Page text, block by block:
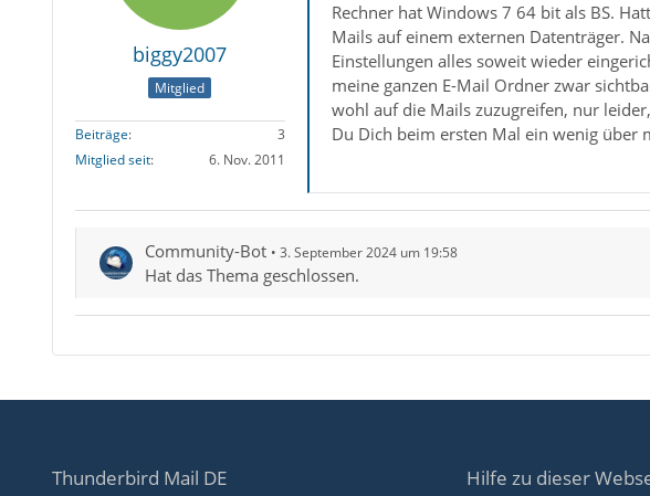
biggy2007
Mitglied
Beiträge
3
Mitglied seit
6. Nov. 2011
Rechner hat Windows 7 64 bit als BS.
Mails auf einem externen Datenträger.
Einstellungen alles soweit wieder
meine ganzen E-Mail Ordner zwar
wohl auf die Mails zuzugreifen, nur
Du Dich beim ersten Mal ein wenig über
Community-Bot 3. September 2024 um 19:58
Hat das Thema geschlossen.
Thunderbird Mail DE Hilfe zu dieser